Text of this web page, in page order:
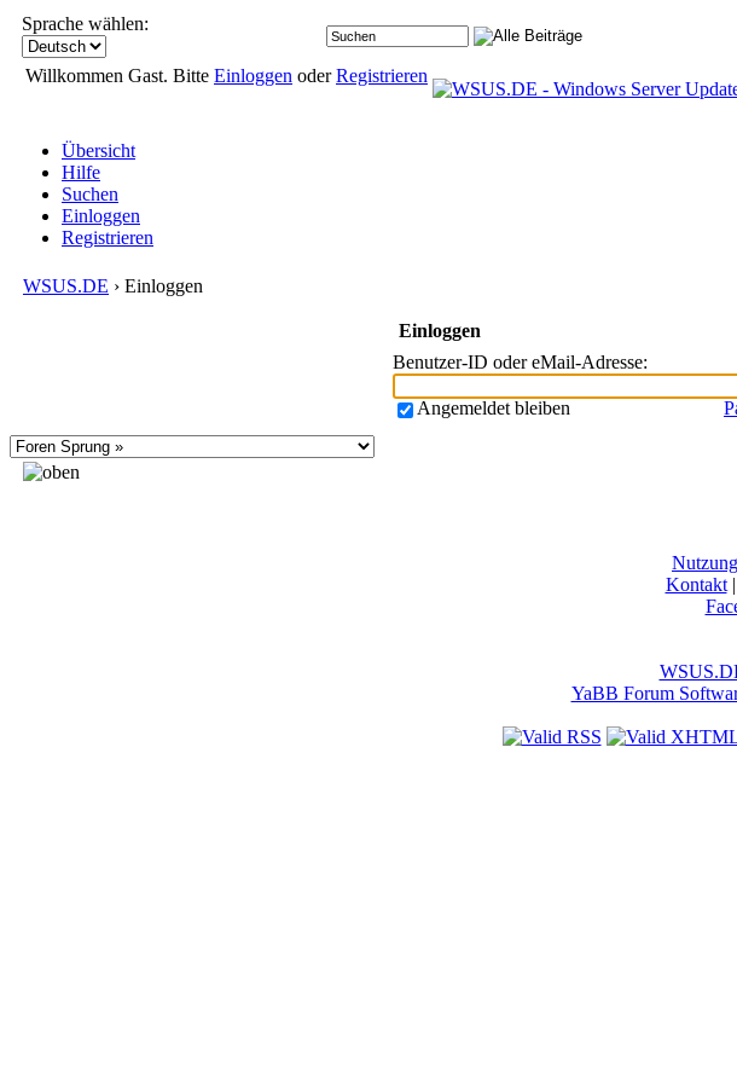
Sprache wählen:
Willkommen Gast. Bitte Einloggen oderRegistrieren
Übersicht
Hilfe
Suchen
Einloggen
Registrieren
WSUS.DE › Einloggen
Einloggen
Benutzer-ID oder eMail-Adresse:
Angemeldet bleiben
Kontakt|
YaBB Forum